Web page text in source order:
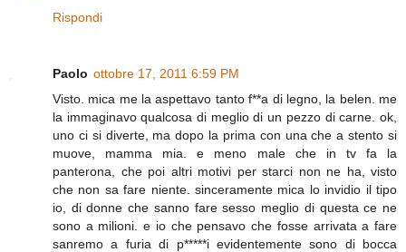
Rispondi
Paolo ottobre 17, 2011 6:59 PM
Visto. mica me la aspettavo tanto f**a di legno, la belen. me
la immaginavo qualcosa di meglio di un pezzo di carne. ok,
uno ci si diverte, ma dopo la prima con una che a stento si
muove, mamma mia. e meno male che in tv fa la
panterona, che poi altri motivi per starci non ne ha, visto
che non sa fare niente. sinceramente mica lo invidio il tipo
io, di donne che sanno fare sesso meglio di questa ce ne
sono a milioni. e io che pensavo che fosse arrivata a fare
sanremo a furia di p*****i evidentemente sono di bocca